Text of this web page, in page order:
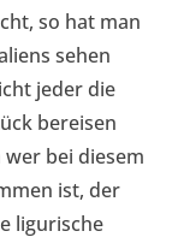
so hat man
sehen
jeder die
bereisen
bei diesem
ist, der
ligurische